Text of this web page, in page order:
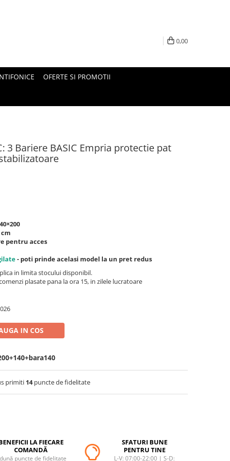
0,00
OFERTE SI PROMOTII
3 Bariere BASIC Empria protectie pat
pentru acces
- poti prinde acelasi model la un pret redus
in limita stocului disponibil.
plasate pana la ora 15, in zilele lucratoare
IN COS
primiti 14puncte de fidelitate
LA FIECARE
COMANDĂ
puncte de fidelitate
SFATURI BUNE
PENTRU TINE
L-V: 07:00-22:00 | S-D: